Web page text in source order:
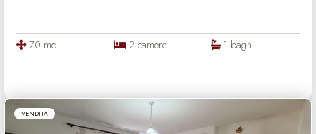
70 mq 2 camere 1 bagni
VENDITA